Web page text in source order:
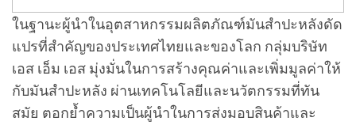
ในฐานะผู้นำในอุตสาหกรรมผลิตภัณฑ์มันสำปะหลังดัด
แปรที่สำคัญของประเทศไทยและของโลก กลุ่มบริษัท
เอส เอ็ม เอส มุ่งมั่นในการสร้างคุณค่าและเพิ่มมูลค่าให้
กับมันสำปะหลัง ผ่านเทคโนโลยีและนวัตกรรมที่ทัน
สมัย ตอกย้ำความเป็นผู้นำในการส่งมอบสินค้าและ